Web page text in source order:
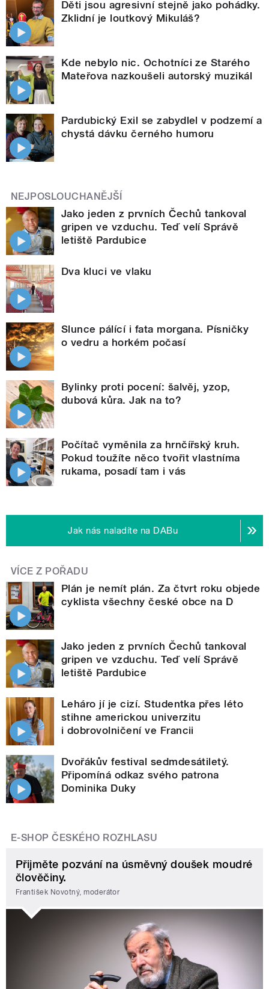
Děti jsou agresivní stejně jako pohádky.
Zklidní je loutkový Mikuláš?
Kde nebylo nic. Ochotníci ze Starého
Mateřova nazkoušeli autorský muzikál
Pardubický Exil se zabydlel v podzemí a
chystá dávku černého humoru
NEJPOSLOUCHANĚJŠÍ
Jako jeden z prvních Čechů tankoval
gripen ve vzduchu. Teď velí Správě
letiště Pardubice
Dva kluci ve vlaku
Slunce pálící i fata morgana. Písničky
o vedru a horkém počasí
Bylinky proti pocení: šalvěj, yzop,
dubová kůra. Jak na to?
Počítač vyměnila za hrnčířský kruh.
Pokud toužíte něco tvořit vlastníma
rukama, posadí tam i vás
Jak nás naladíte na DABu
VÍCE Z POŘADU
Plán je nemít plán. Za čtvrt roku objede
cyklista všechny české obce na D
Jako jeden z prvních Čechů tankoval
gripen ve vzduchu. Teď velí Správě
letiště Pardubice
Leháro jí je cizí. Studentka přes léto
stihne americkou univerzitu
i dobrovolničení ve Francii
Dvořákův festival sedmdesátiletý.
Připomíná odkaz svého patrona
Dominika Duky
E-SHOP ČESKÉHO ROZHLASU
Přijměte pozvání na úsměvný doušek moudré
člověčiny.
František Novotný, moderátor